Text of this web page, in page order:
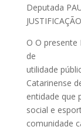
Deputada
JUSTIFICAÇÃO
O O
de
utilidade
Catarinense
entidade que
social e
comunidade